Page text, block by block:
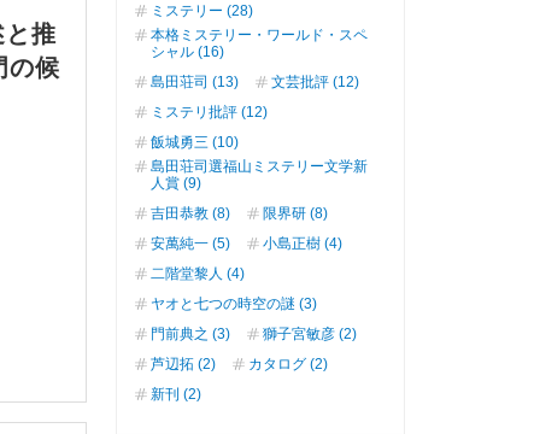
推
の候
ミステリー (28)
本格ミステリー・ワールド・スペ
シャル (16)
島田荘司 (13)
文芸批評 (12)
ミステリ批評 (12)
飯城勇三 (10)
島田荘司選福山ミステリー文学新
人賞 (9)
吉田恭教 (8)
限界研 (8)
安萬純一 (5)
小島正樹 (4)
二階堂黎人 (4)
ヤオと七つの時空の謎 (3)
門前典之 (3)
獅子宮敏彦 (2)
芦辺拓 (2)
カタログ (2)
新刊 (2)